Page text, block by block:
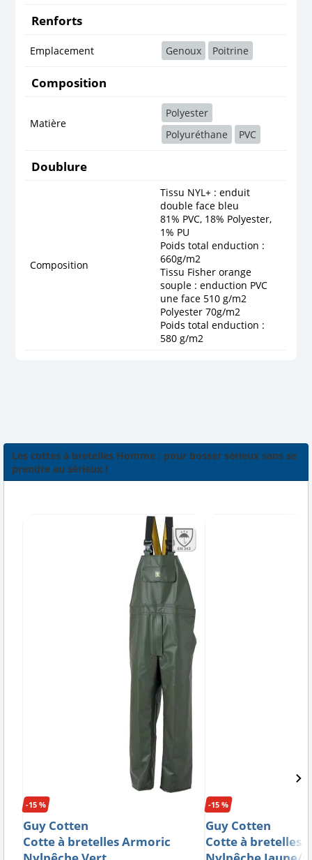
Renforts
Emplacement Genoux Poitrine
Composition
Matière
Polyester
Polyuréthane
PVC
Doublure
Composition
Tissu NYL+ : enduit
double face bleu
81% PVC, 18% Polyester,
1% PU
Poids total enduction :
660g/m2
Tissu Fisher orange
souple : enduction PVC
une face 510 g/m2
Polyester 70g/m2
Poids total enduction :
580 g/m2
Les cottes à bretelles Homme : pour bosser sérieux sans se
prendre au sérieux !
-15 %
Guy Cotten
Cotte à bretelles Armoric
-15 %
Guy Cotten
Cotte à bretelles